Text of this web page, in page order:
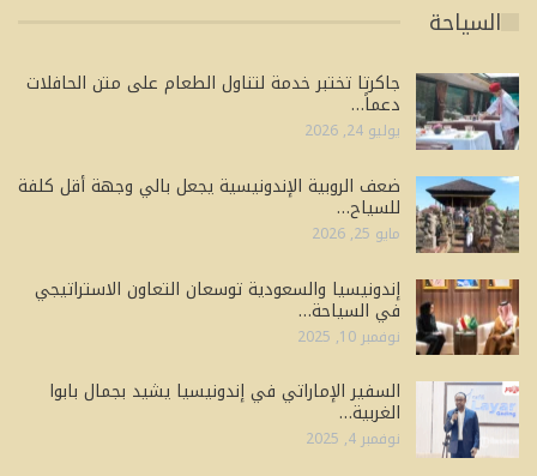
السياحة
جاكرتا تختبر خدمة لتناول الطعام على متن الحافلات
دعماً…
يوليو 24, 2026
ضعف الروبية الإندونيسية يجعل بالي وجهة أقل كلفة
للسياح…
مايو 25, 2026
إندونيسيا والسعودية توسعان التعاون الاستراتيجي
في السياحة…
نوفمبر 10, 2025
السفير الإماراتي في إندونيسيا يشيد بجمال بابوا
الغربية…
نوفمبر 4, 2025